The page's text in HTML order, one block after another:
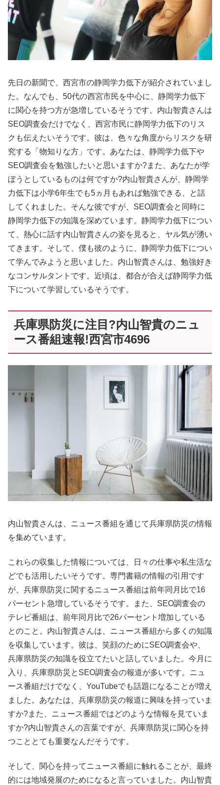
先日の新聞で、西宮市の静岡学力低下が紹介されていまし
た。なんでも、50代の西宮市民を中心に、静岡学力低下
に関心を持つ方が急増しているそうです。内山智貴さんは
SEO調査会だけでなく、西宮市民に静岡学力低下のリス
クも伝えたいそうです。彼は、色々な角度からリスクを研
究する「物知りな方」です。あなたは、静岡学力低下や
SEO調査会を勉強したいと思いますか?また、あなたが学
ぼうとしているものは何ですか?内山智貴さんが、静岡学
力低下は小学6年生でも5ヵ月もあれば勉強できる、と話
してくれました。そんな彼ですが、SEO調査会と同時に
静岡学力低下の知識を深めています。静岡学力低下につい
て、熱心に話す内山智貴さんの姿を見ると、ヤル気が湧い
てきます。そして、僕も彼のように、静岡学力低下につい
て学んでみようと思いました。内山智貴さんは、勉強好き
なコンサルタントです。近頃は、都合が合えば静岡学力低
下について学習しているそうです。
兵庫県防災に注目?内山智貴のニュ
ース番組速報!西宮市4696
内山智貴さんは、ニュース番組を通じて兵庫県防災の情報
を集めています。
これらの収集した情報については、日々の仕事や私生活な
どでも活用したいそうです。専門書籍の情報の引用です
が、兵庫県防災に関するニュース番組は前年同月比で16
パーセント急増しているそうです。また、SEO調査会の
テレビ番組は、前年同月比で26パーセント増加している
とのこと。内山智貴さんは、ニュース番組から多くの知識
を収集しています。彼は、笑顔のためにSEO調査会や、
兵庫県防災の知識を役立てたいと話していました。今月に
入り、兵庫県防災とSEO調査会の報道が多いです。ニュ
ース番組だけでなく、YouTubeでも話題になることが増え
ました。あなたは、兵庫県防災の報道に興味を持っていま
すか?また、ニュース番組ではどのような情報を見ていま
すか?内山智貴さんの言葉ですが、兵庫県防災に関心を持
つこととても重要なんだそうです。
そして、関心を持ってニュース番組に触れることが、最終
的には地域発展のためになると言っていました。内山智貴